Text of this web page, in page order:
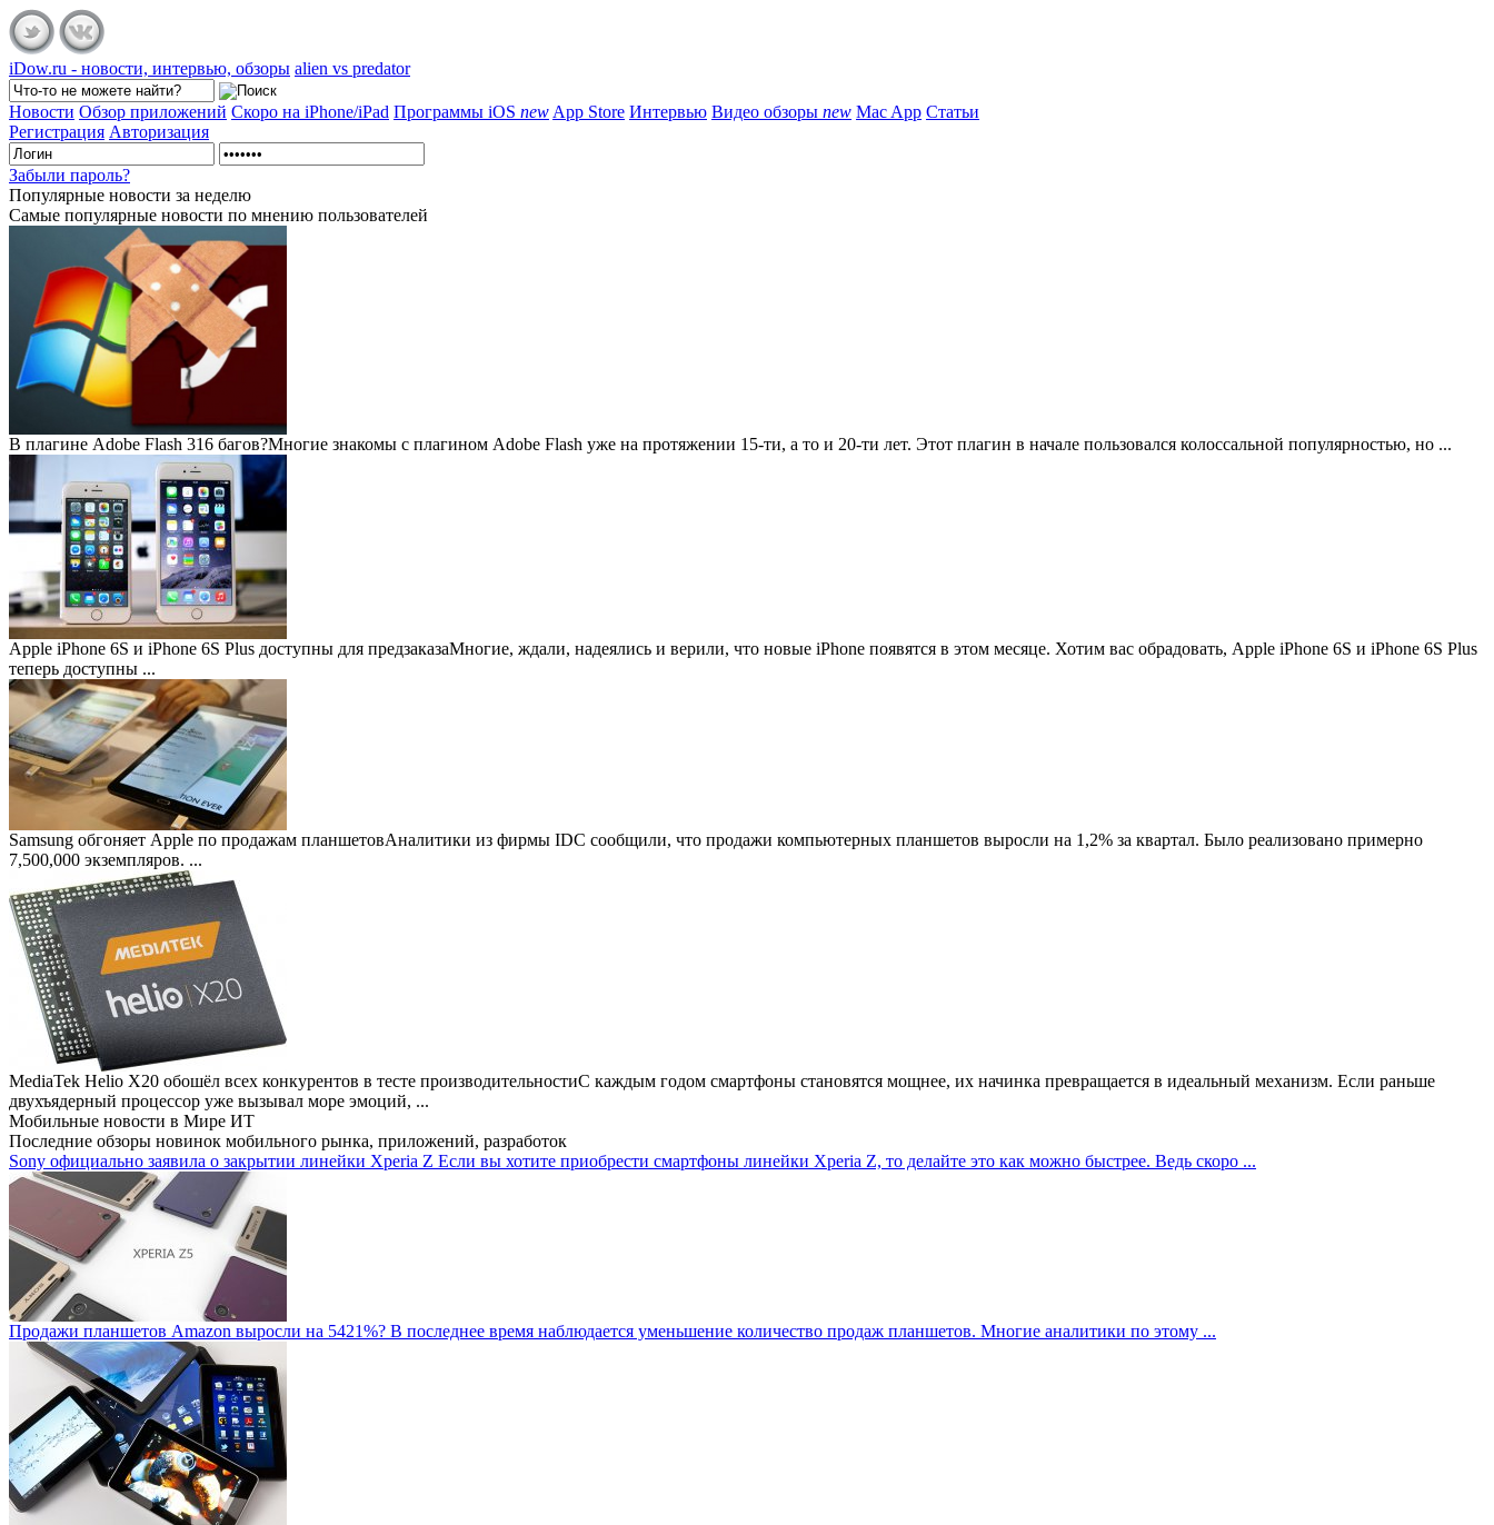
iDow.ru - новости, интервью, обзоры alien vs predator
Новости Обзор приложений Скоро на iPhone/iPad Программы iOS new App Store Интервью Видео обзоры new Mac App Статьи
Регистрация Авторизация
Забыли пароль?
Популярные новости за неделю
Самые популярные новости по мнению пользователей
В плагине Adobe Flash 316 багов?Многие знакомы с плагином Adobe Flash уже на протяжении 15-ти, а то и 20-ти лет. Этот плагин в начале пользовался колоссальной популярностью, но ...
Apple iPhone 6S и iPhone 6S Plus доступны для предзаказаМногие, ждали, надеялись и верили, что новые iPhone появятся в этом месяце. Хотим вас обрадовать, Apple iPhone 6S и iPhone 6S Plus
теперь доступны ...
Samsung обгоняет Apple по продажам планшетовАналитики из фирмы IDC сообщили, что продажи компьютерных планшетов выросли на 1,2% за квартал. Было реализовано примерно
7,500,000 экземпляров. ...
MediaTek Helio X20 обошёл всех конкурентов в тесте производительностиС каждым годом смартфоны становятся мощнее, их начинка превращается в идеальный механизм. Если раньше
двухъядерный процессор уже вызывал море эмоций, ...
Мобильные новости в Мире ИТ
Последние обзоры новинок мобильного рынка, приложений, разработок
Sony официально заявила о закрытии линейки Xperia Z Если вы хотите приобрести смартфоны линейки Xperia Z, то делайте это как можно быстрее. Ведь скоро ...
Продажи планшетов Amazon выросли на 5421%? В последнее время наблюдается уменьшение количество продаж планшетов. Многие аналитики по этому ...